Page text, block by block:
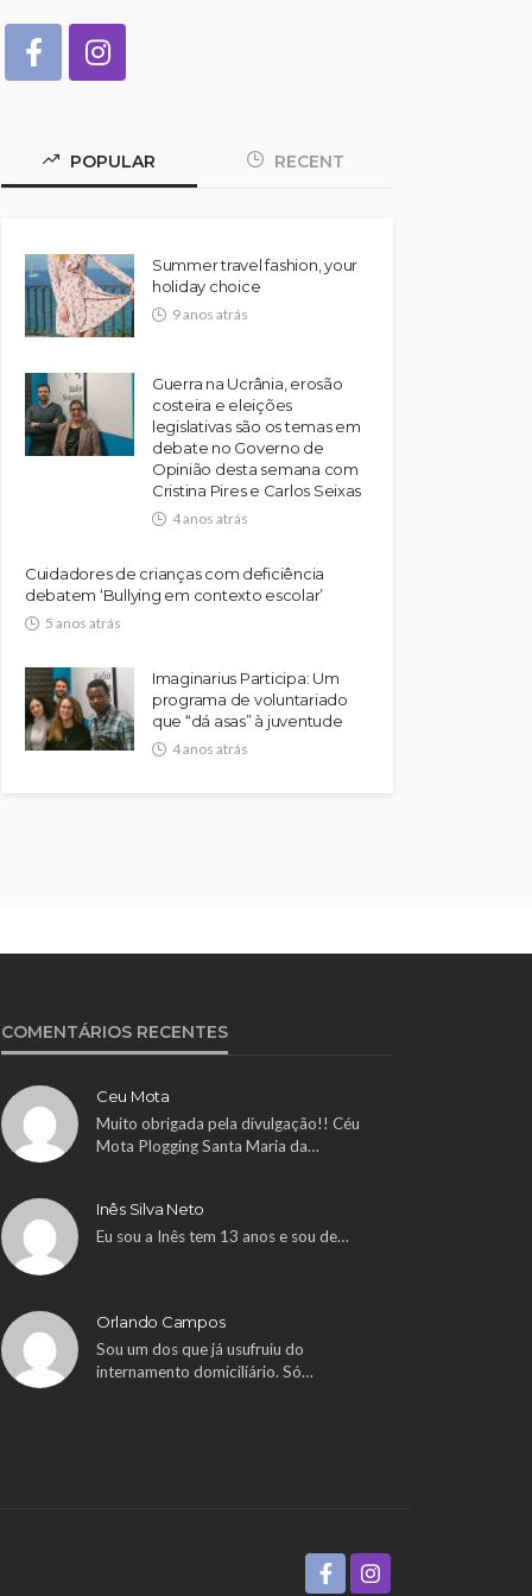
POPULAR RECENT
Summer travel fashion, your
holiday choice
9 anos atrás
Guerra na Ucrânia, erosão
costeira e eleições
legislativas são os temas em
debate no Governo de
Opinião desta semana com
Cristina Pires e Carlos Seixas
4 anos atrás
Cuidadores de crianças com deficiência
debatem ‘Bullying em contexto escolar’
5 anos atrás
Imaginarius Participa: Um
programa de voluntariado
que “dá asas” à juventude
4 anos atrás
COMENTÁRIOS RECENTES
Ceu Mota
Muito obrigada pela divulgação!! Céu
Mota Plogging Santa Maria da…
Inês Silva Neto
Eu sou a Inês tem 13 anos e sou de…
Orlando Campos
Sou um dos que já usufruiu do
internamento domiciliário. Só…